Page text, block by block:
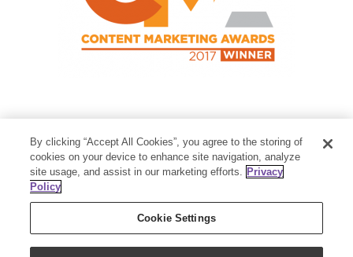
Member Services:
1-800-371-3515
Thanksgiving Point Business Park
3125 Executive Parkway
Lehi, UT 84043
By clicking “Accept All Cookies”, you agree to the storing of
cookies on your device to enhance site navigation, analyze
site usage, and assist in our marketing efforts. Privacy
Policy
Cookie Settings